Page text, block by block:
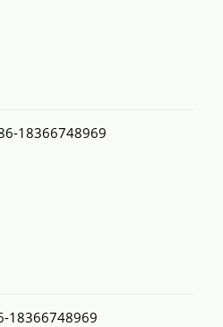
18366748969
18366748969